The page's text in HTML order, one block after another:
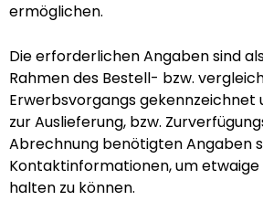
ermöglichen.
Die erforderlichen Angaben sind
Rahmen des Bestell- bzw.
Erwerbsvorgangs gekennzeichnet
zur Auslieferung, bzw.
Abrechnung benötigten Angaben
Kontaktinformationen, um
halten zu können.